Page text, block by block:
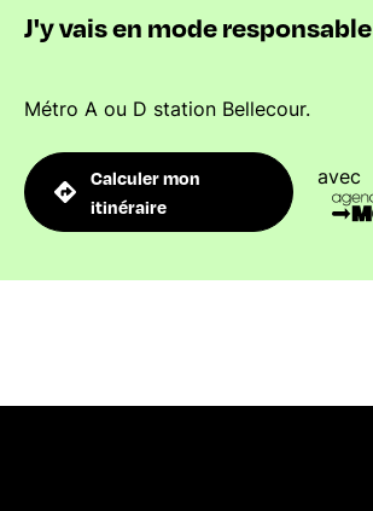
J'y vais en mode responsable
Métro A ou D station Bellecour.
Calculer mon
itinéraire
avec